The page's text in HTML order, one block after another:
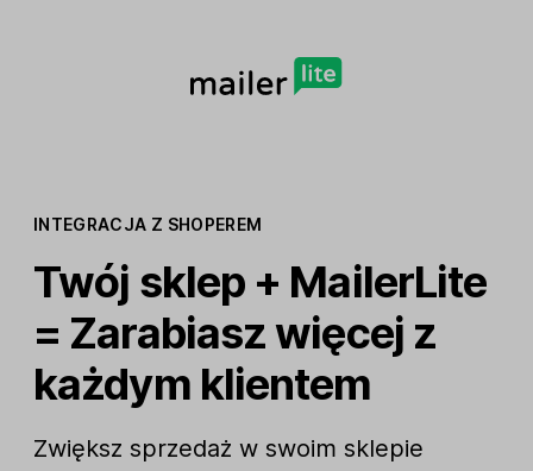
INTEGRACJA Z SHOPEREM
Twój sklep + MailerLite
= Zarabiasz więcej z
każdym klientem
Zwiększ sprzedaż w swoim sklepie